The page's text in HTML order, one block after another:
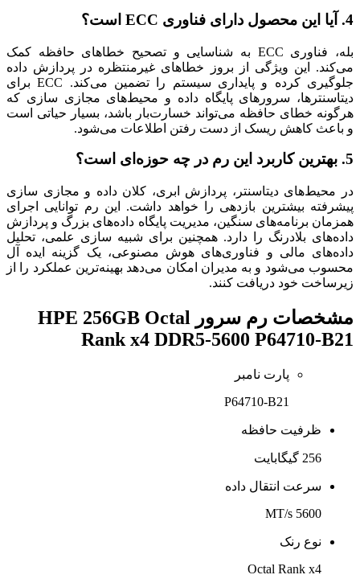
4. آیا این محصول دارای فناوری ECC است؟
بله، فناوری ECC به شناسایی و تصحیح خطاهای حافظه کمک
می‌کند. این ویژگی از بروز خطاهای غیرمنتظره در پردازش داده
جلوگیری کرده و پایداری سیستم را تضمین می‌کند. ECC برای
دیتاسنترها، سرورهای پایگاه داده و محیط‌های مجازی سازی که
هرگونه خطای حافظه می‌تواند خسارت‌بار باشد، بسیار حیاتی است
و باعث کاهش ریسک از دست رفتن اطلاعات می‌شود.
5. بهترین کاربرد این رم در چه حوزه‌ای است؟
در محیط‌های دیتاسنتر، پردازش ابری، کلان داده و مجازی سازی
پیشرفته بیشترین بازدهی را خواهد داشت. این رم توانایی اجرای
همزمان برنامه‌های سنگین، مدیریت پایگاه داده‌های بزرگ و پردازش
داده‌های بلادرنگ را دارد. همچنین برای شبیه سازی علمی، تحلیل
داده‌های مالی و فناوری‌های هوش مصنوعی، یک گزینه ایده آل
محسوب می‌شود و به مدیران امکان می‌دهد بهینه‌ترین عملکرد را از
زیرساخت خود دریافت کنند.
مشخصات
رم سرور HPE 256GB Octal
Rank x4 DDR5-5600 P64710-B21
پارت نامبر
P64710-B21
ظرفیت حافظه
256 گیگابایت
سرعت انتقال داده
5600 MT/s
نوع رنک
Octal Rank x4